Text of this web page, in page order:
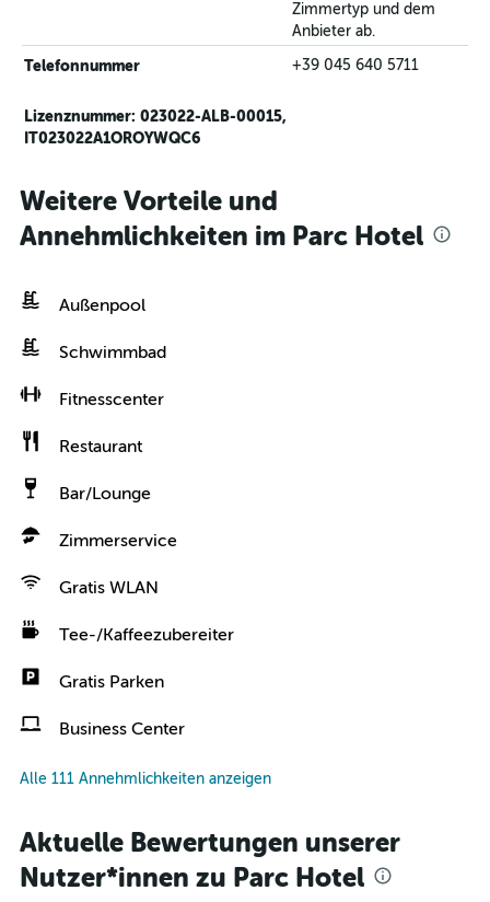
Zimmertyp und dem
Anbieter ab.
Telefonnummer +39 045 640 5711
Lizenznummer: 023022-ALB-00015,
IT023022A1OROYWQC6
Weitere Vorteile und
Annehmlichkeiten im Parc Hotel
Außenpool
Schwimmbad
Fitnesscenter
Restaurant
Bar/Lounge
Zimmerservice
Gratis WLAN
Tee-/Kaffeezubereiter
Gratis Parken
Business Center
Alle 111 Annehmlichkeiten anzeigen
Aktuelle Bewertungen unserer
Nutzer*innen zu Parc Hotel